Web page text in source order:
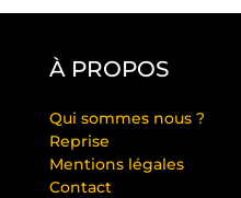
À PROPOS
Qui sommes nous ?
Reprise
Mentions légales
Contact